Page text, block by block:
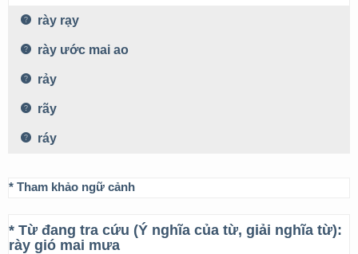
rày rạy
rày ước mai ao
rảy
rãy
ráy
* Tham khảo ngữ cảnh
* Từ đang tra cứu (Ý nghĩa của từ, giải nghĩa từ):
rày gió mai mưa